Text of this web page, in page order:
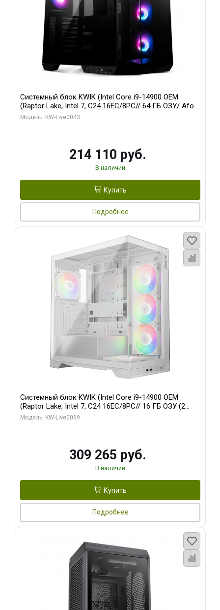
Системный блок KWIK (Intel Core i9-14900 OEM
(Raptor Lake, Intel 7, C24 16EC/8PC// 64 ГБ ОЗУ/ Afox
RTX3060Ti 8GB GDDR6 256bit 3xDP HDMI 2FAN RTL/
Модель: KW-Live0043
214 110 руб.
В наличии
Купить
Подробнее
Системный блок KWIK (Intel Core i9-14900 OEM
(Raptor Lake, Intel 7, C24 16EC/8PC// 16 ГБ ОЗУ (2
модуля)/ ASUS RTX5080 PROART OC 16GB GDDR7
Модель: KW-Live0069
309 265 руб.
В наличии
Купить
Подробнее